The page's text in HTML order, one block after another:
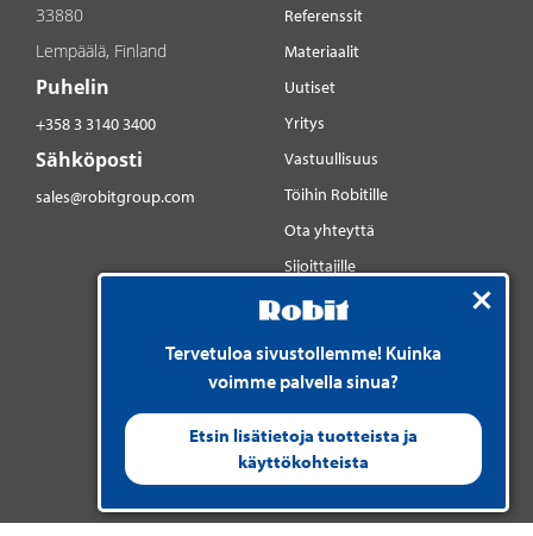
Tervetuloa sivustollemme! Kuinka
voimme palvella sinua?
Etsin lisätietoja tuotteista ja
käyttökohteista
33880
Lempäälä, Finland
Puhelin
+358 3 3140 3400
Sähköposti
sales@robitgroup.com
Referenssit
Materiaalit
Uutiset
Yritys
Vastuullisuus
Töihin Robitille
Ota yhteyttä
Sijoittajille
Sosiaalinen media
LinkedIn
Instagram